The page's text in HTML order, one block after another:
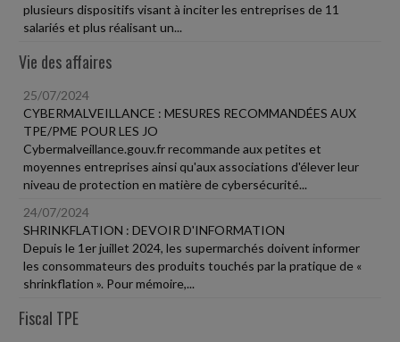
plusieurs dispositifs visant à inciter les entreprises de 11
salariés et plus réalisant un...
Vie des affaires
25/07/2024
CYBERMALVEILLANCE : MESURES RECOMMANDÉES AUX
TPE/PME POUR LES JO
Cybermalveillance.gouv.fr recommande aux petites et
moyennes entreprises ainsi qu'aux associations d'élever leur
niveau de protection en matière de cybersécurité...
24/07/2024
SHRINKFLATION : DEVOIR D'INFORMATION
Depuis le 1er juillet 2024, les supermarchés doivent informer
les consommateurs des produits touchés par la pratique de «
shrinkflation ». Pour mémoire,...
Fiscal TPE